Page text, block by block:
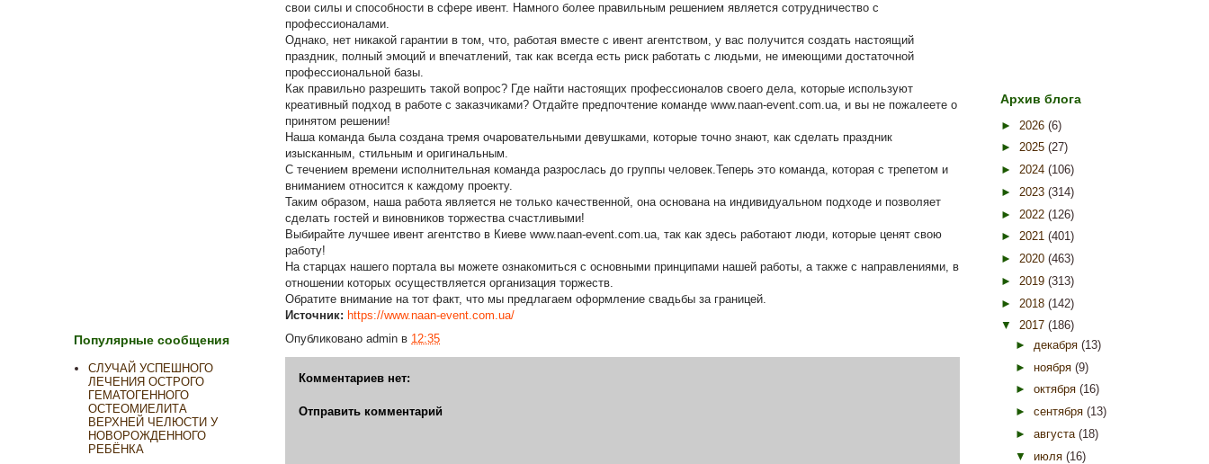
свои силы и способности в сфере ивент. Намного более правильным решением является сотрудничество с
профессионалами.
Однако, нет никакой гарантии в том, что, работая вместе с ивент агентством, у вас получится создать настоящий
праздник, полный эмоций и впечатлений, так как всегда есть риск работать с людьми, не имеющими достаточной
профессиональной базы.
Как правильно разрешить такой вопрос? Где найти настоящих профессионалов своего дела, которые используют
креативный подход в работе с заказчиками? Отдайте предпочтение команде www.naan-event.com.ua, и вы не пожалеете о
принятом решении!
Наша команда была создана тремя очаровательными девушками, которые точно знают, как сделать праздник
изысканным, стильным и оригинальным.
С течением времени исполнительная команда разрослась до группы человек.Теперь это команда, которая с трепетом и
вниманием относится к каждому проекту.
Таким образом, наша работа является не только качественной, она основана на индивидуальном подходе и позволяет
сделать гостей и виновников торжества счастливыми!
Выбирайте лучшее ивент агентство в Киеве www.naan-event.com.ua, так как здесь работают люди, которые ценят свою
работу!
На старцах нашего портала вы можете ознакомиться с основными принципами нашей работы, а также с направлениями, в
отношении которых осуществляется организация торжеств.
Обратите внимание на тот факт, что мы предлагаем оформление свадьбы за границей.
Источник: https://www.naan-event.com.ua/
Опубликовано admin в 12:35
Комментариев нет:
Отправить комментарий
Популярные сообщения
СЛУЧАЙ УСПЕШНОГО
ЛЕЧЕНИЯ ОСТРОГО
ГЕМАТОГЕННОГО
ОСТЕОМИЕЛИТА
ВЕРХНЕЙ ЧЕЛЮСТИ У
НОВОРОЖДЕННОГО
РЕБЁНКА
Архив блога
► 2026 (6)
► 2025 (27)
► 2024 (106)
► 2023 (314)
► 2022 (126)
► 2021 (401)
► 2020 (463)
► 2019 (313)
► 2018 (142)
▼ 2017 (186)
► декабря (13)
► ноября (9)
► октября (16)
► сентября (13)
► августа (18)
▼ июля (16)